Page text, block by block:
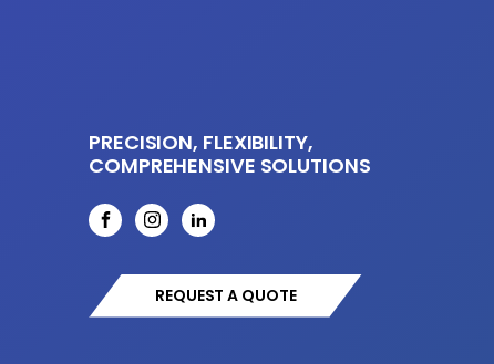
PRECISION, FLEXIBILITY,
COMPREHENSIVE SOLUTIONS
REQUEST A QUOTE